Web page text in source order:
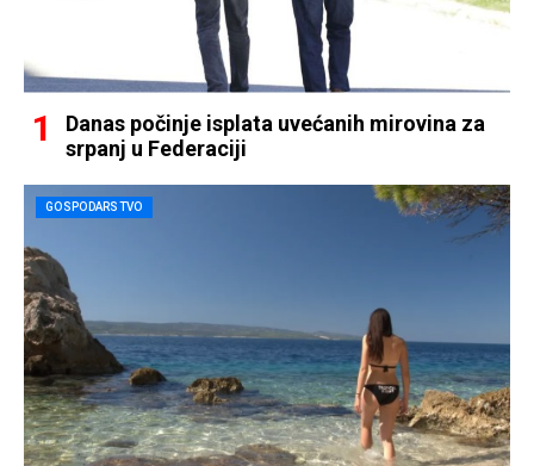
Danas počinje isplata uvećanih mirovina za
srpanj u Federaciji
GOSPODARSTVO